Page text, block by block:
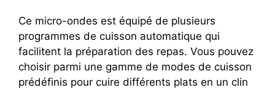
Ce micro-ondes est équipé de plusieurs
programmes de cuisson automatique qui
facilitent la préparation des repas. Vous pouvez
choisir parmi une gamme de modes de cuisson
prédéfinis pour cuire différents plats en un clin